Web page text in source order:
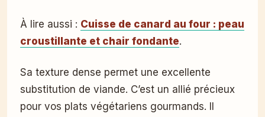
À lire aussi : Cuisse de canard au four : peau
croustillante et chair fondante.
Sa texture dense permet une excellente
substitution de viande. C’est un allié précieux
pour vos plats végétariens gourmands. Il